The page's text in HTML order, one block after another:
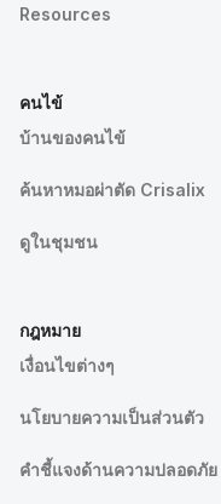
Resources
คนไข้
บ้านของคนไข้
ค้นหาหมอผ่าตัด Crisalix
ดูในชุมชน
กฎหมาย
เงื่อนไขต่างๆ
นโยบายความเป็นส่วนตัว
คําชี้แจงด้านความปลอดภัย